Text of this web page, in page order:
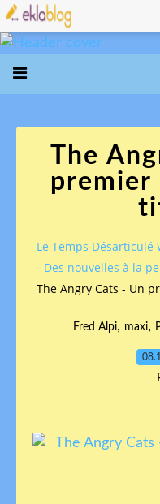
The
premier
Le Temps Désarticulé
- Des nouvelles à la
The Angry Cats - Un
Fred Alpi, maxi,